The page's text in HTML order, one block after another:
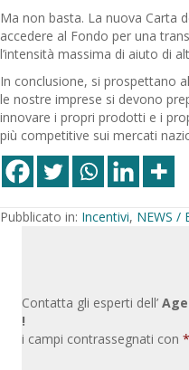
Ma non basta. La nuova Carta
accedere al Fondo per una
l’intensità massima di aiuto di
In conclusione, si prospettano
le nostre imprese si devono
innovare i propri prodotti e i
più competitive sui mercati
Pubblicato in: Incentivi, NEWS /
Contatta gli esperti dell’
!
i campi contrassegnati con *